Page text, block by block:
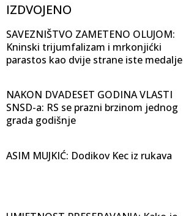
IZDVOJENO
SAVEZNIŠTVO ZAMETENO OLUJOM:
Kninski trijumfalizam i mrkonjićki
parastos kao dvije strane iste medalje
NAKON DVADESET GODINA VLASTI
SNSD-a: RS se prazni brzinom jednog
grada godišnje
ASIM MUJKIĆ: Dodikov Kec iz rukava